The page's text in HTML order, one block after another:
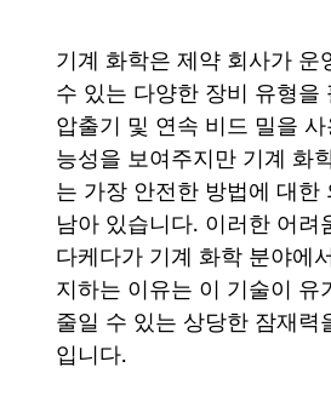
기계 화학은 제약 회사가 운
수 있는 다양한 장비 유형을
압출기 및 연속 비드 밀을
능성을 보여주지만 기계 화
는 가장 안전한 방법에 대한
남아 있습니다. 이러한 어려
다케다가 기계 화학 분야에
지하는 이유는 이 기술이 유
줄일 수 있는 상당한 잠재력
입니다.